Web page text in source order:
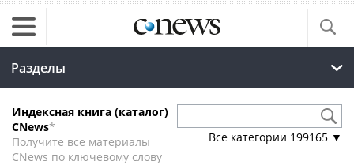
Разделы
Индексная книга (каталог)
CNews*
Получите все материалы
CNews по ключевому слову
Все категории 199165 ▼